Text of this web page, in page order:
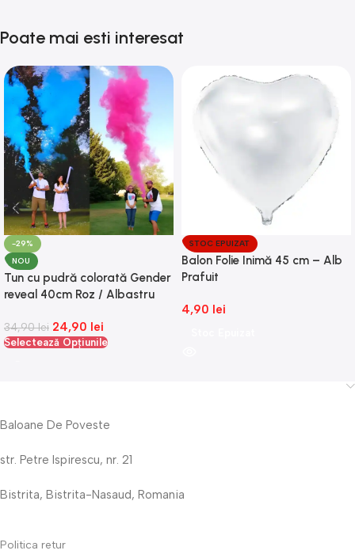
Poate mai esti interesat
-29%
NOU
Tun cu pudră colorată Gender
reveal 40cm Roz / Albastru
34,90lei 24,90 lei
Selectează Opțiunile
STOC EPUIZAT
Balon Folie Inimă 45 cm – Alb
Prafuit
4,90 lei
Baloane De Poveste
str. Petre Ispirescu, nr. 21
Bistrita, Bistrita-Nasaud, Romania
Politica retur